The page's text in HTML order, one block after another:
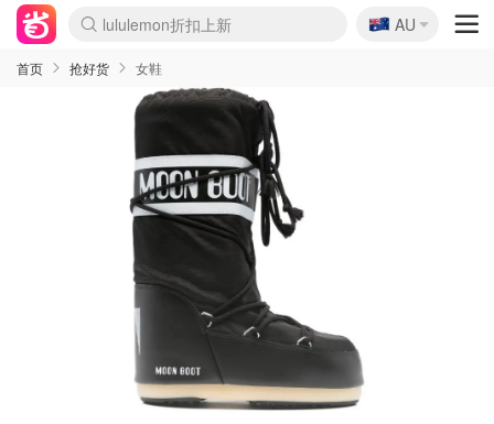
lululemon折扣上新
Sasa美妆护肤3.5折
SSENSE年中3折
FreshBeauty好价汇总
Cettire降价+叠9折
WWS Coles超市实拍
viagogo二手票捡漏
Myer超级周末1折
The Outnet奢牌1折起
David Jones 3折起
Flannels大牌1折
Perfumes Club护肤1折
AMIRO返校季6.2折
Amazon折扣汇总
eToro入金$200送$50
Amazon数码好物
ICONIC本周7.5折
ThedoubleF高奢地板价
Moose Knuckles 6折
丝芙兰5折起
EUFY官网3.7折起
Selenichast首饰2折
Trip机票酒店促销
YSL送5件彩妆礼
Amazon家居好物
Amazon美妆护肤
雅漾大喷$8
过敏原检测盒$33
伊索独家赠50ml沐浴露
科颜氏清仓3折
SEALIFE海洋馆门票6折
丝塔芙大白罐$16
订阅Newsletter送香薰
Cult Beauty 6.8折
Harrods圣诞日历2.3折
LN-CC奢牌私促3折
d'Alba空姐喷雾$16
EVE LOM套装逆天2折
Bernardelli独家4折
Adore Beauty 6折起
CT圣诞日历
Mytheresa奢品2.7折
Luxury Escapes 9折
Currentbody美容仪9折
MOON Garden Live
Roborock扫地机3.7折
Tingo Life水杯$24
Valentino官网5折
CR洗发护发6.3折
修丽可套装7.4折
Myer彩妆2件7折
GANNI官网4.5折
Stylevana韩妆4折
Tessabit高奢8.5折
OGX洗护4折
Amazon阿德莱德次日达
卡诗8.5折+赠礼
Philips Hue灯具8折
🇦🇺
AU
首页 抢好货 女鞋